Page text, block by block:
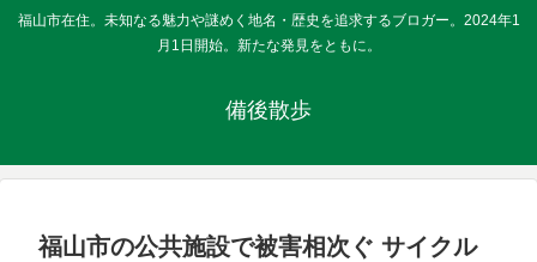
福山市在住。未知なる魅力や謎めく地名・歴史を追求するブロガー。2024年1
月1日開始。新たな発見をともに。
備後散歩
福山市の公共施設で被害相次ぐ サイクル